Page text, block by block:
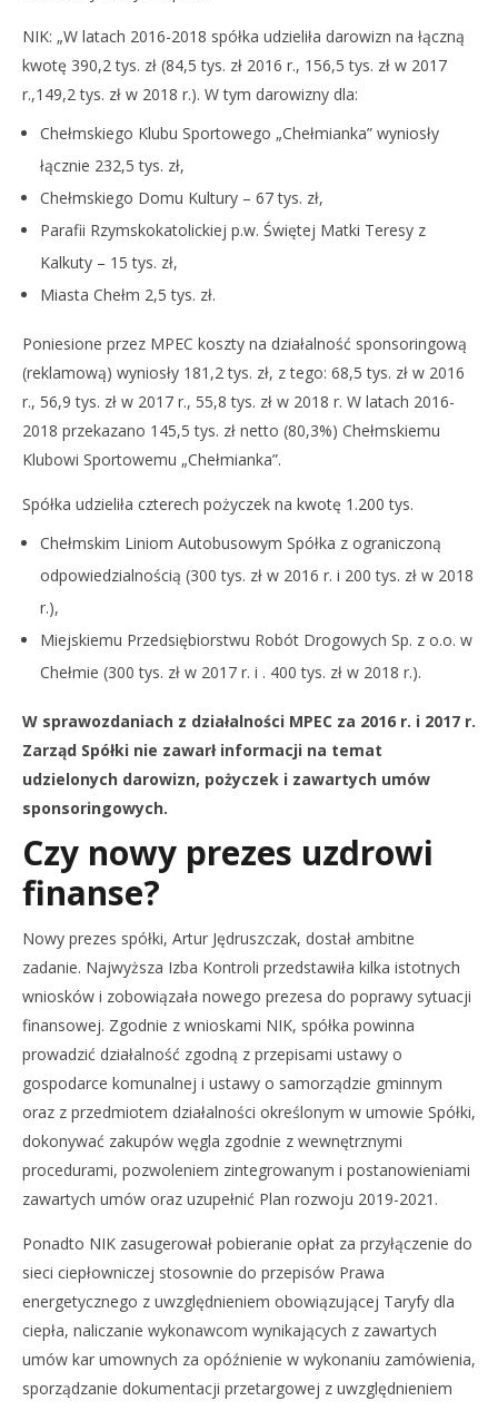
NIK: „W latach 2016-2018 spółka udzieliła darowizn na łączną
kwotę 390,2 tys. zł (84,5 tys. zł 2016 r., 156,5 tys. zł w 2017
r.,149,2 tys. zł w 2018 r.). W tym darowizny dla:
Chełmskiego Klubu Sportowego „Chełmianka” wyniosły
łącznie 232,5 tys. zł,
Chełmskiego Domu Kultury – 67 tys. zł,
Parafii Rzymskokatolickiej p.w. Świętej Matki Teresy z
Kalkuty – 15 tys. zł,
Miasta Chełm 2,5 tys. zł.
Poniesione przez MPEC koszty na działalność sponsoringową
(reklamową) wyniosły 181,2 tys. zł, z tego: 68,5 tys. zł w 2016
r., 56,9 tys. zł w 2017 r., 55,8 tys. zł w 2018 r. W latach 2016-
2018 przekazano 145,5 tys. zł netto (80,3%) Chełmskiemu
Klubowi Sportowemu „Chełmianka”.
Spółka udzieliła czterech pożyczek na kwotę 1.200 tys.
Chełmskim Liniom Autobusowym Spółka z ograniczoną
odpowiedzialnością (300 tys. zł w 2016 r. i 200 tys. zł w 2018
r.),
Miejskiemu Przedsiębiorstwu Robót Drogowych Sp. z o.o. w
Chełmie (300 tys. zł w 2017 r. i . 400 tys. zł w 2018 r.).
W sprawozdaniach z działalności MPEC za 2016 r. i 2017 r.
Zarząd Spółki nie zawarł informacji na temat
udzielonych darowizn, pożyczek i zawartych umów
sponsoringowych.
Czy nowy prezes uzdrowi
finanse?
Nowy prezes spółki, Artur Jędruszczak, dostał ambitne
zadanie. Najwyższa Izba Kontroli przedstawiła kilka istotnych
wniosków i zobowiązała nowego prezesa do poprawy sytuacji
finansowej. Zgodnie z wnioskami NIK, spółka powinna
prowadzić działalność zgodną z przepisami ustawy o
gospodarce komunalnej i ustawy o samorządzie gminnym
oraz z przedmiotem działalności określonym w umowie Spółki,
dokonywać zakupów węgla zgodnie z wewnętrznymi
procedurami, pozwoleniem zintegrowanym i postanowieniami
zawartych umów oraz uzupełnić Plan rozwoju 2019-2021.
Ponadto NIK zasugerował pobieranie opłat za przyłączenie do
sieci ciepłowniczej stosownie do przepisów Prawa
energetycznego z uwzględnieniem obowiązującej Taryfy dla
ciepła, naliczanie wykonawcom wynikających z zawartych
umów kar umownych za opóźnienie w wykonaniu zamówienia,
sporządzanie dokumentacji przetargowej z uwzględnieniem